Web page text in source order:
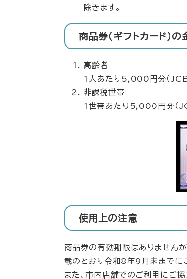
除きます。
商品券（ギフトカード）の
高齢者
1人あたり5,000円分（
非課税世帯
1世帯あたり5,000円分（
使用上の注意
商品券の有効期限はありません
載のとおり令和8年9月末までに
また、市内店舗でのご利用にご協